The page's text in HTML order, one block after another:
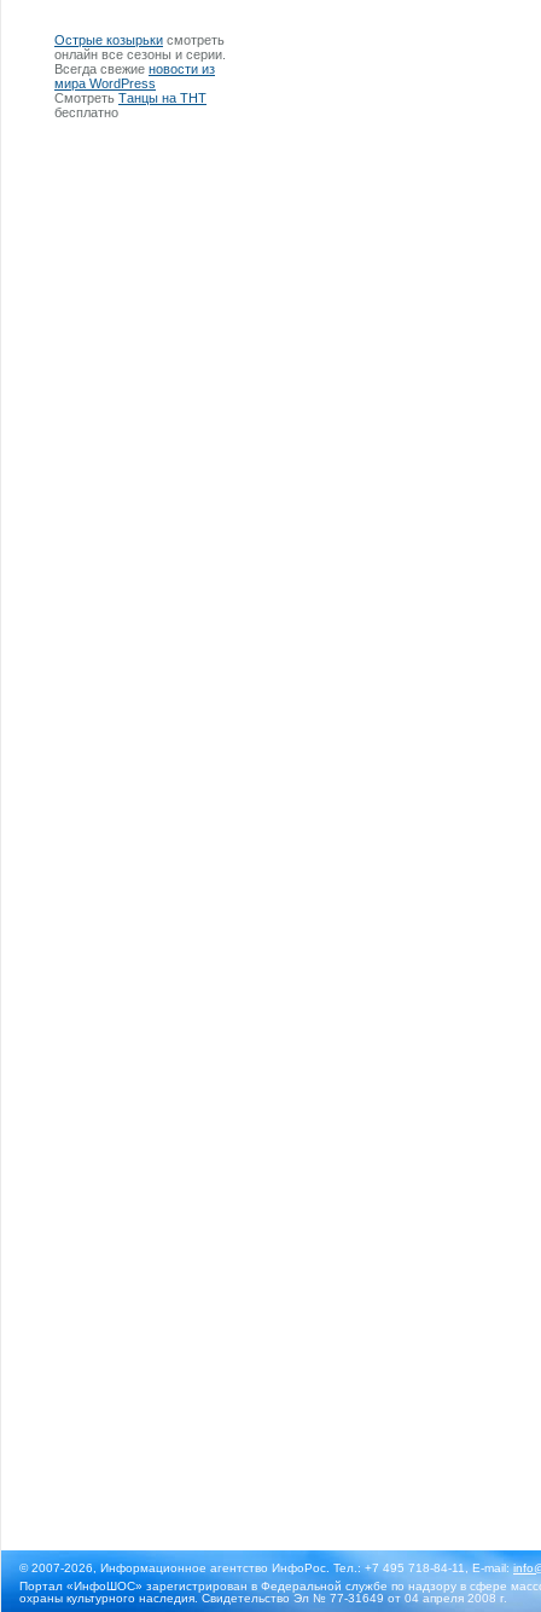
Острые козырьки смотреть
онлайн все сезоны и серии.
Всегда свежие новости из
мира WordPress
Смотреть Танцы на ТНТ
бесплатно
© 2007-2026, Информационное агентство ИнфоРос. Тел.: +7 495 718-84-11, E-mail:
Портал «ИнфоШОС» зарегистрирован в Федеральной службе по надзору в сфере
охраны культурного наследия. Свидетельство Эл № 77-31649 от 04 апреля 2008 г.